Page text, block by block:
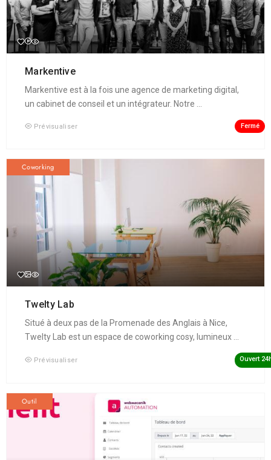
Markentive
Markentive est à la fois une agence de marketing digital,
un cabinet de conseil et un intégrateur. Notre ...
Prévisualiser Fermé
Coworking
Twelty Lab
Situé à deux pas de la Promenade des Anglais à Nice,
Twelty Lab est un espace de coworking cosy, lumineux ...
Prévisualiser Ouvert
Outil